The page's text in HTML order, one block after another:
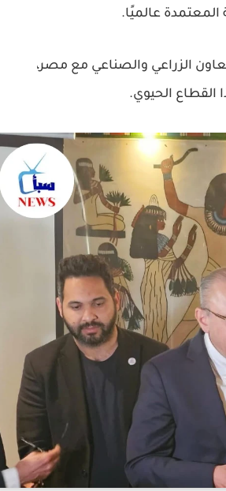
المعتمدة عالميًا.
الزراعي والصناعي مع مصر،
القطاع الحيوي.